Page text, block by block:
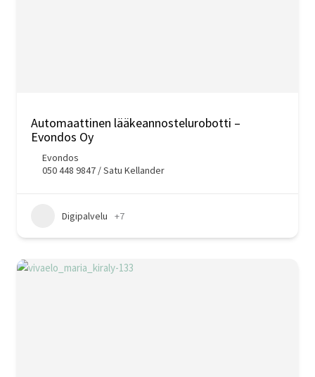
Automaattinen lääkeannostelurobotti –
Evondos Oy
Evondos
050 448 9847 / Satu Kellander
Digipalvelu +7